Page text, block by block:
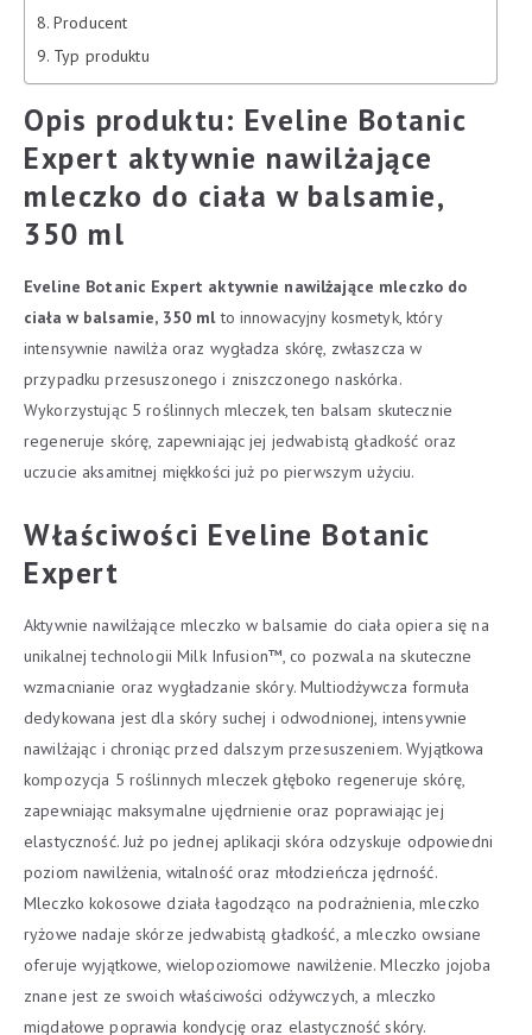
Producent
Typ produktu
Opis produktu: Eveline Botanic
Expert aktywnie nawilżające
mleczko do ciała w balsamie,
350 ml
Eveline Botanic Expert aktywnie nawilżające mleczko do
ciała w balsamie, 350 mlto innowacyjny kosmetyk, który
intensywnie nawilża oraz wygładza skórę, zwłaszcza w
przypadku przesuszonego i zniszczonego naskórka.
Wykorzystując 5 roślinnych mleczek, ten balsam skutecznie
regeneruje skórę, zapewniając jej jedwabistą gładkość oraz
uczucie aksamitnej miękkości już po pierwszym użyciu.
Właściwości Eveline Botanic
Expert
Aktywnie nawilżające mleczko w balsamie do ciała opiera się na
unikalnej technologii Milk Infusion™, co pozwala na skuteczne
wzmacnianie oraz wygładzanie skóry. Multiodżywcza formuła
dedykowana jest dla skóry suchej i odwodnionej, intensywnie
nawilżając i chroniąc przed dalszym przesuszeniem. Wyjątkowa
kompozycja 5 roślinnych mleczek głęboko regeneruje skórę,
zapewniając maksymalne ujędrnienie oraz poprawiając jej
elastyczność. Już po jednej aplikacji skóra odzyskuje odpowiedni
poziom nawilżenia, witalność oraz młodzieńcza jędrność.
Mleczko kokosowe działa łagodząco na podrażnienia, mleczko
ryżowe nadaje skórze jedwabistą gładkość, a mleczko owsiane
oferuje wyjątkowe, wielopoziomowe nawilżenie. Mleczko jojoba
znane jest ze swoich właściwości odżywczych, a mleczko
migdałowe poprawia kondycję oraz elastyczność skóry.